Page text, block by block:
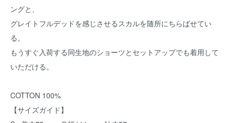
ングと、
グレイトフルデッドを感じさせるスカルを随所にちらばせてい
る。
もうすぐ入荷する同生地のショーツとセットアップでも着用して
いただける。
COTTON 100%
【サイズガイド】